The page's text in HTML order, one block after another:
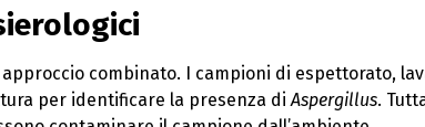
combinato. I campioni di espettorato,
per identificare la presenza di Aspergillus.